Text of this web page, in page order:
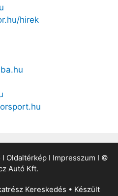
hirek
I Oldaltérkép I Impresszum I ©
Autó Kft.
Kereskedés • Készült